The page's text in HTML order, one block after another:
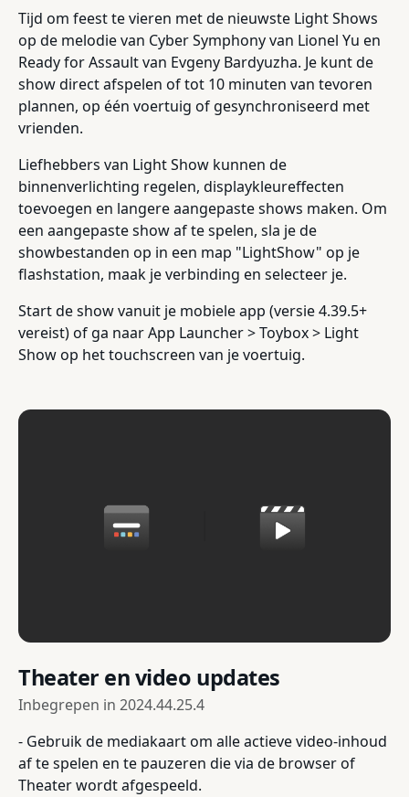
Tijd om feest te vieren met de nieuwste Light Shows
op de melodie van Cyber Symphony van Lionel Yu en
Ready for Assault van Evgeny Bardyuzha. Je kunt de
show direct afspelen of tot 10 minuten van tevoren
plannen, op één voertuig of gesynchroniseerd met
vrienden.
Liefhebbers van Light Show kunnen de
binnenverlichting regelen, displaykleureffecten
toevoegen en langere aangepaste shows maken. Om
een aangepaste show af te spelen, sla je de
showbestanden op in een map "LightShow" op je
flashstation, maak je verbinding en selecteer je.
Start de show vanuit je mobiele app (versie 4.39.5+
vereist) of ga naar App Launcher > Toybox > Light
Show op het touchscreen van je voertuig.
Theater en video updates
Inbegrepen in 2024.44.25.4
- Gebruik de mediakaart om alle actieve video-inhoud
af te spelen en te pauzeren die via de browser of
Theater wordt afgespeeld.